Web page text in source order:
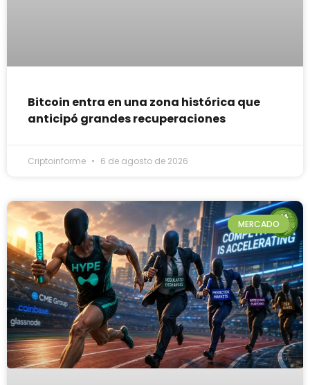
Bitcoin entra en una zona histórica que
anticipó grandes recuperaciones
Criptoinforme 6 de agosto de 2026
MERCADO